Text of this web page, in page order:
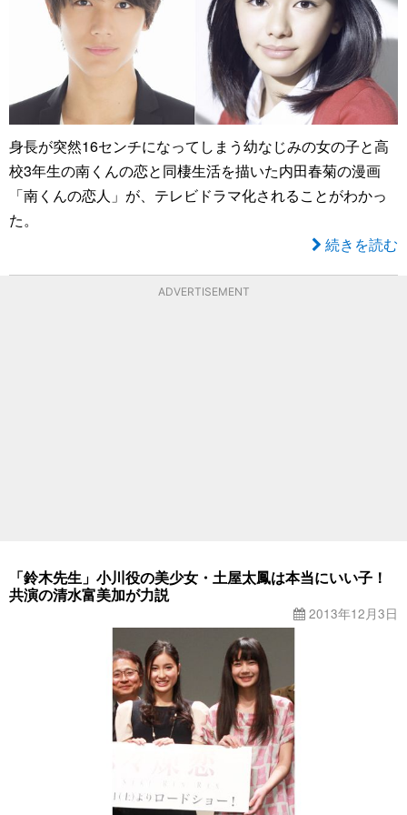
身長が突然16センチになってしまう幼なじみの女の子と高
校3年生の南くんの恋と同棲生活を描いた内田春菊の漫画
「南くんの恋人」が、テレビドラマ化されることがわかっ
た。
続きを読む
ADVERTISEMENT
「鈴木先生」小川役の美少女・土屋太鳳は本当にいい子！
共演の清水富美加が力説
2013年12月3日